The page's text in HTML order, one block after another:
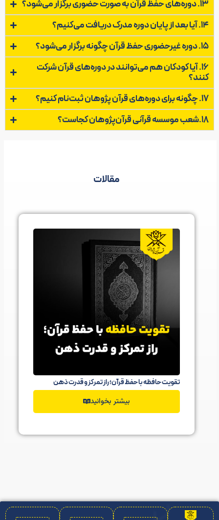
13. دوره‌های حفظ قرآن به صورت حضوری برگزار می‌شود؟
14. آیا بعد از پایان دوره مدرک دریافت می‌کنیم؟
15. دوره غیرحضوری حفظ قرآن چگونه برگزار می‌شود؟
16. آیا کودکان هم می‌توانند در دوره‌های قرآن شرکت
کنند؟
17. چگونه برای دوره‌های قرآن پژوهان ثبت‌نام کنیم؟
18.شعب موسسه قرآنی قرآن‌پژوهان کجاست؟
مقالات
تقویت حافظه با حفظ قرآن؛ راز تمرکز و قدرت ذهن
بیشتر بخوانید